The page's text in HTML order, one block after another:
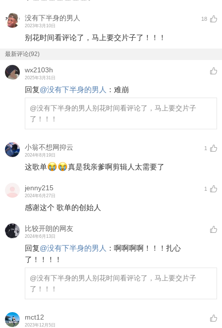
没有下半身的男人
2023年3月10日
18
别花时间看评论了，马上要交片子了！！！
最新评论(92)
wx2103h
2025年3月31日
回复@没有下半身的男人 ： 难崩
@没有下半身的男人 别花时间看评论了，马上要交片子
了！！！
小翁不想网抑云
2024年8月19日
1
这歌单 真是我亲爹啊剪辑人太需要了
jenny215
2024年6月27日
1
感谢这个 歌单的创始人
比较开朗的网友
2024年6月13日
回复@没有下半身的男人 ： 啊啊啊啊！！！扎心
了！！！！
@没有下半身的男人 别花时间看评论了，马上要交片子
了！！！
mct12
2023年12月5日